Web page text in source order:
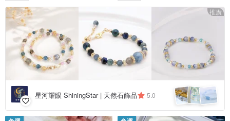
推廣
星河耀眼 ShiningStar | 天然石飾品 5.0